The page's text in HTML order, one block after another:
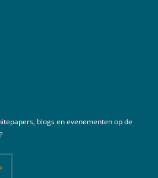
blogs en evenementen op de